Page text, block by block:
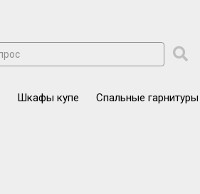
Шкафы купе Спальные гарнитуры